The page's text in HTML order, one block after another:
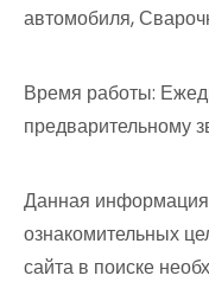
автомобиля,
Время работы:
предварительному
Данная информация
ознакомительных
сайта в поиске